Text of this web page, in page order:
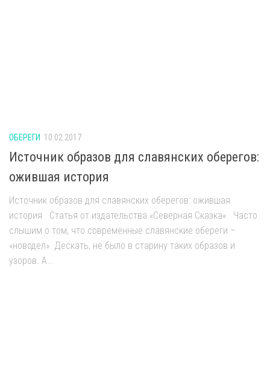
ОБЕРЕГИ 10.02.2017
Источник образов для славянских оберегов:
ожившая история
Источник образов для славянских оберегов: ожившая
история Статья от издательства «Северная Сказка« Часто
слышим о том, что современные славянские обереги –
«новодел». Дескать, не было в старину таких образов и
узоров. А...